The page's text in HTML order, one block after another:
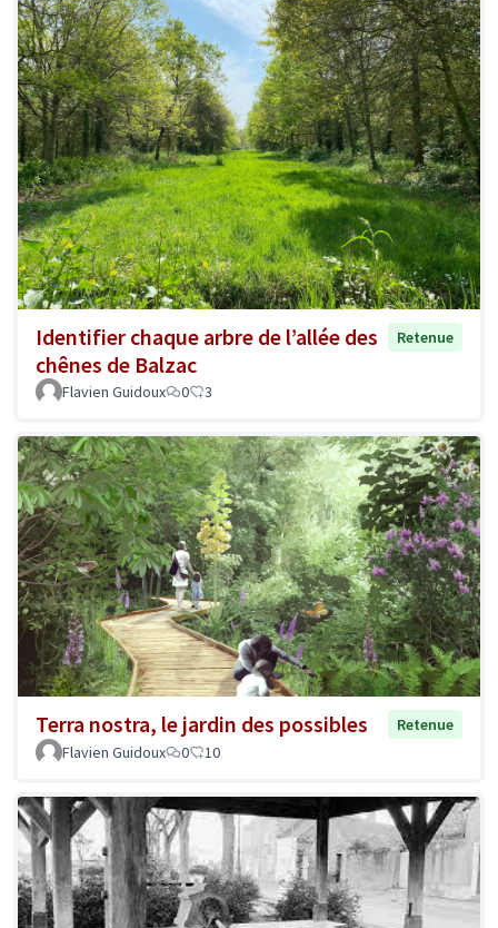
Identifier chaque arbre de l’allée des
chênes de Balzac
Retenue
Flavien Guidoux 0 3
Terra nostra, le jardin des possibles
Retenue
Flavien Guidoux
0 10